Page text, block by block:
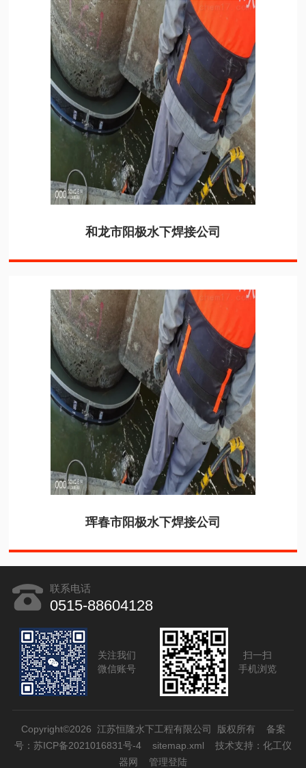
和龙市阳极水下焊接公司
珲春市阳极水下焊接公司
联系电话
0515-88604128
关注我们
微信账号
扫一扫
手机浏览
Copyright©2026 江苏恒隆水下工程有限公司 版权所有 备案
号：苏ICP备2021016831号-4
sitemap.xml 技术支持： 化工仪
器网
管理登陆